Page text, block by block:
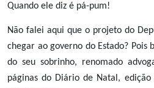
Quando ele diz é pá-pum!
Não falei aqui que o projeto do
chegar ao governo do Estado? Pois
do seu sobrinho, renomado
páginas do Diário de Natal,